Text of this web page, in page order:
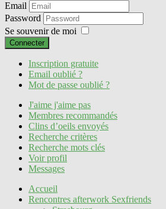
Email
Password
Se souvenir de moi
Connecter
Inscription gratuite
Email oublié ?
Mot de passe oublié ?
J'aime j'aime pas
Membres recommandés
Clins d’oeils envoyés
Recherche critères
Recherche mots clés
Voir profil
Messages
Accueil
Rencontres afterwork Sexfriends